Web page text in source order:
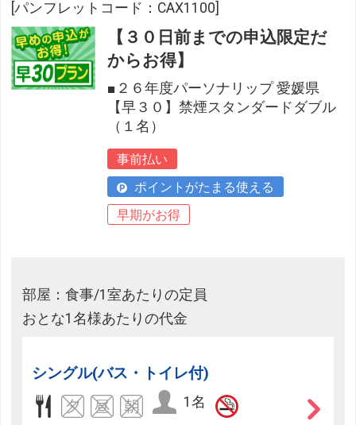
[パンフレットコード：CAX1100]
【３０日前までの申込限定だ
からお得】
■２６年度パーソナリップ 愛媛県
【早３０】禁煙スタンダードダブル
（１名）
事前払い
ポイントがたまる使える
早期がお得
部屋：食事/1室あたりの定員
おとな1名様あたりの代金
シングル(バス・トイレ付)
1名